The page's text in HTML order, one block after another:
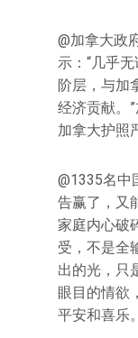
@加拿大政
示：“几乎
阶层，与加
经济贡献。
加拿大护照
@1335名中
告赢了，又
家庭内心破
受，不是全
出的光，只
眼目的情欲
平安和喜乐。